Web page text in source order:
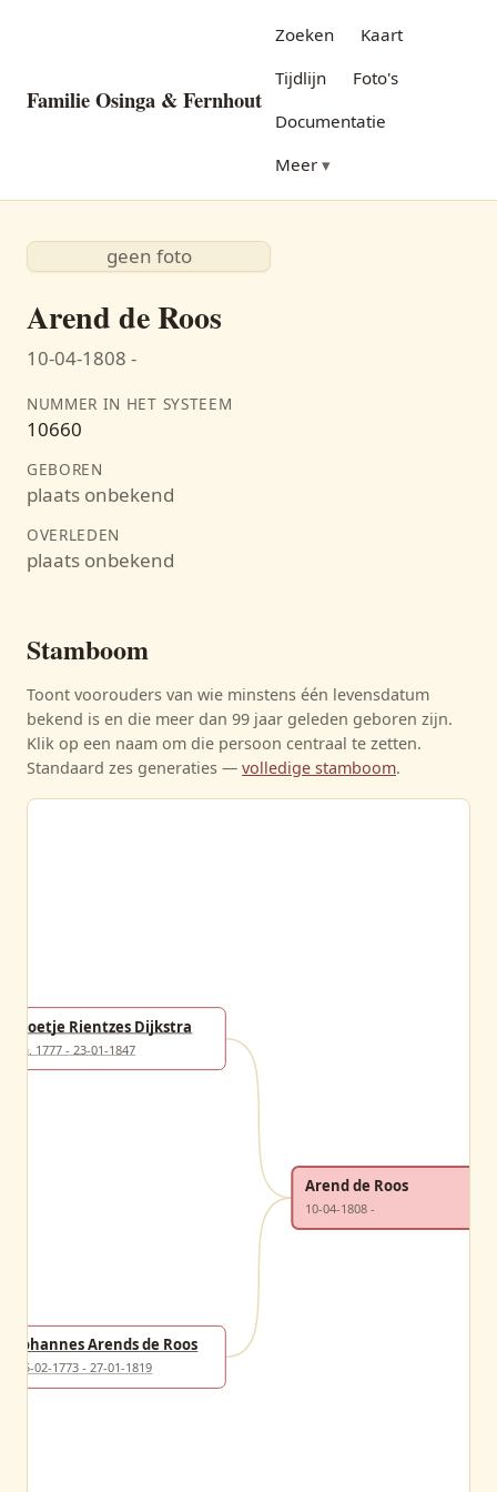
Familie Osinga & Fernhout
Zoeken
Kaart
Tijdlijn
Foto's
Documentatie
Meer
geen foto
Arend de Roos
10-04-1808 -
NUMMER IN HET SYSTEEM
10660
GEBOREN
plaats onbekend
OVERLEDEN
plaats onbekend
Stamboom
Toont voorouders van wie minstens één levensdatum
bekend is en die meer dan 99 jaar geleden geboren zijn.
Klik op een naam om die persoon centraal te zetten.
Standaard zes generaties — volledige stamboom.
Doetje Rientzes Dijkstra
ca. 1777 - 23-01-1847
Johannes Arends de Roos
15-02-1773 - 27-01-1819
Arend de Roos
10-04-1808 -